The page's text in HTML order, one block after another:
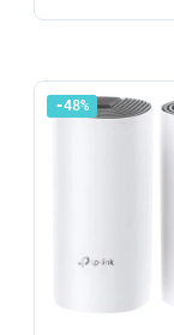
48%